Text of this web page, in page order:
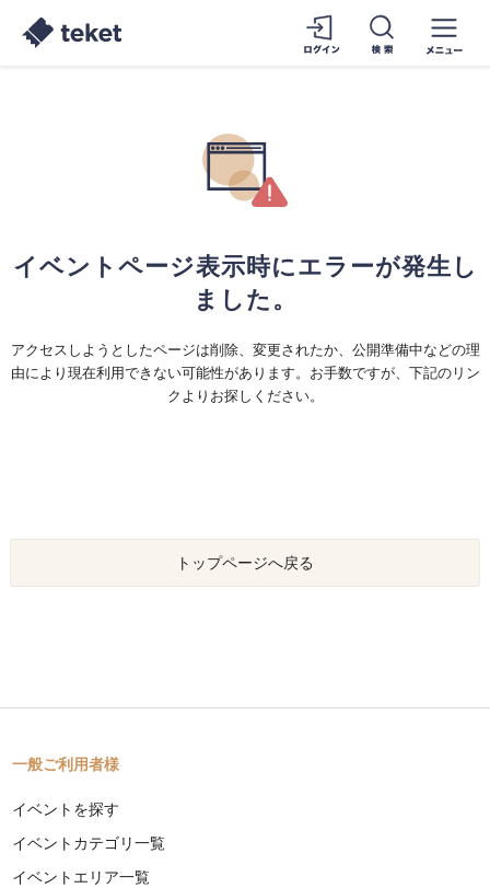
イベントページ表示時にエラーが発生し
ました。
アクセスしようとしたページは削除、変更されたか、公開準備中などの理
由により現在利用できない可能性があります。お手数ですが、下記のリン
クよりお探しください。
トップページへ戻る
一般ご利用者様
イベントを探す
イベントカテゴリ一覧
イベントエリア一覧